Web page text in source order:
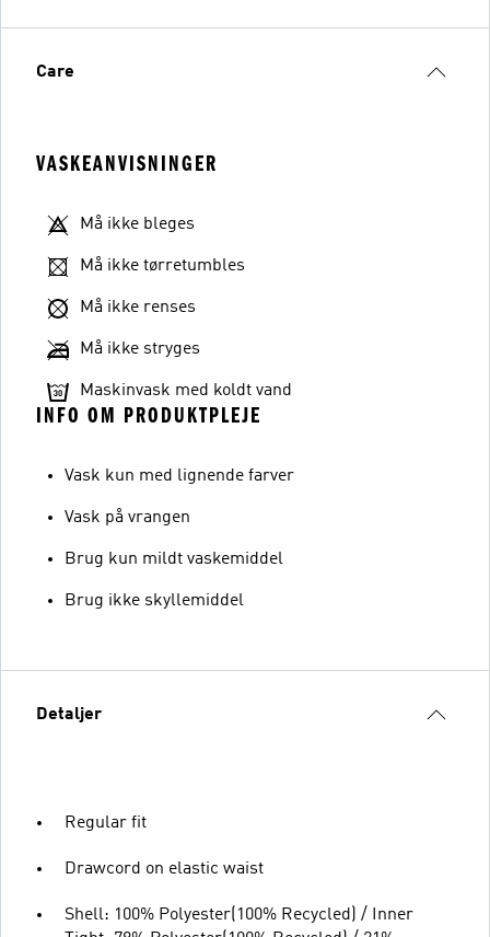
Care
VASKEANVISNINGER
Må ikke bleges
Må ikke tørretumbles
Må ikke renses
Må ikke stryges
Maskinvask med koldt vand
INFO OM PRODUKTPLEJE
Vask kun med lignende farver
Vask på vrangen
Brug kun mildt vaskemiddel
Brug ikke skyllemiddel
Detaljer
Regular fit
Drawcord on elastic waist
Shell: 100% Polyester(100% Recycled) / Inner